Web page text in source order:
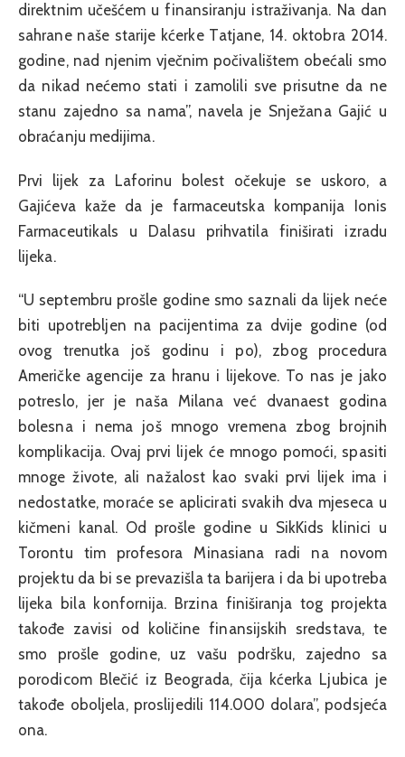
direktnim učešćem u finansiranju istraživanja. Na dan
sahrane naše starije kćerke Tatjane, 14. oktobra 2014.
godine, nad njenim vječnim počivalištem obećali smo
da nikad nećemo stati i zamolili sve prisutne da ne
stanu zajedno sa nama”, navela je Snježana Gajić u
obraćanju medijima.
Prvi lijek za Laforinu bolest očekuje se uskoro, a
Gajićeva kaže da je farmaceutska kompanija Ionis
Farmaceutikals u Dalasu prihvatila finiširati izradu
lijeka.
“U septembru prošle godine smo saznali da lijek neće
biti upotrebljen na pacijentima za dvije godine (od
ovog trenutka još godinu i po), zbog procedura
Američke agencije za hranu i lijekove. To nas je jako
potreslo, jer je naša Milana već dvanaest godina
bolesna i nema još mnogo vremena zbog brojnih
komplikacija. Ovaj prvi lijek će mnogo pomoći, spasiti
mnoge živote, ali nažalost kao svaki prvi lijek ima i
nedostatke, moraće se aplicirati svakih dva mjeseca u
kičmeni kanal. Od prošle godine u SikKids klinici u
Torontu tim profesora Minasiana radi na novom
projektu da bi se prevazišla ta barijera i da bi upotreba
lijeka bila konfornija. Brzina finiširanja tog projekta
takođe zavisi od količine finansijskih sredstava, te
smo prošle godine, uz vašu podršku, zajedno sa
porodicom Blečić iz Beograda, čija kćerka Ljubica je
takođe oboljela, proslijedili 114.000 dolara”, podsjeća
ona.